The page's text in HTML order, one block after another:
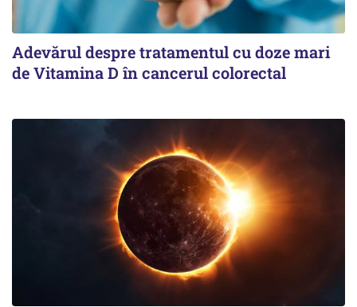
Adevărul despre tratamentul cu doze mari
de Vitamina D în cancerul colorectal